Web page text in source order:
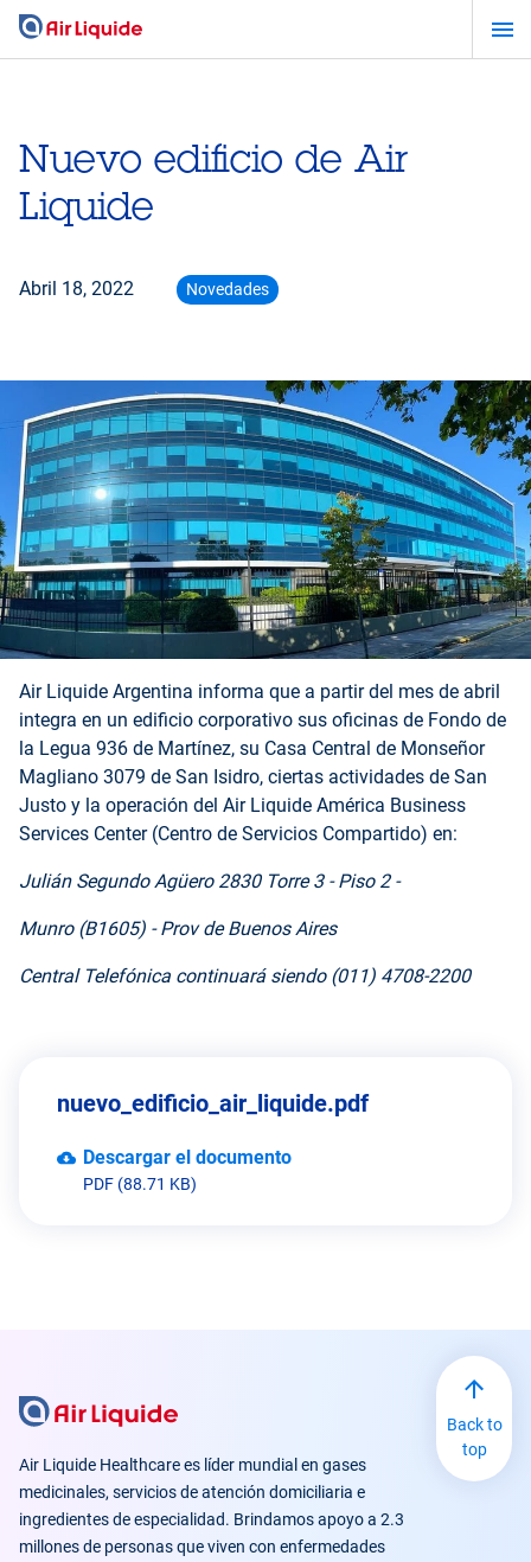
Pasar
Nuevo edificio de Air
Liquide
Abril 18, 2022 Novedades
Air Liquide Argentina informa que a partir del mes de abril
integra en un edificio corporativo sus oficinas de Fondo de
la Legua 936 de Martínez, su Casa Central de Monseñor
Magliano 3079 de San Isidro, ciertas actividades de San
Justo y la operación del Air Liquide América Business
Services Center (Centro de Servicios Compartido) en:
Julián Segundo Agüero 2830 Torre 3 - Piso 2 -
Munro (B1605) - Prov de Buenos Aires
Central Telefónica continuará siendo (011) 4708-2200
nuevo_edificio_air_liquide.pdf
Descargar el documento
PDF (88.71 KB)
Air Liquide Healthcare es líder mundial en gases
medicinales, servicios de atención domiciliaria e
ingredientes de especialidad. Brindamos apoyo a 2.3
millones de personas que viven con enfermedades
Back to
top